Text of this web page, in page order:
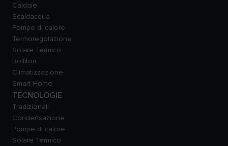
Caldaie
Scaldacqua
Pompe di calore
Termoregolazione
Solare Termico
Bollitori
Climatizzazione
Smart Home
TECNOLOGIE
Tradizionali
Condensazione
Pompe di calore
Solare Termico